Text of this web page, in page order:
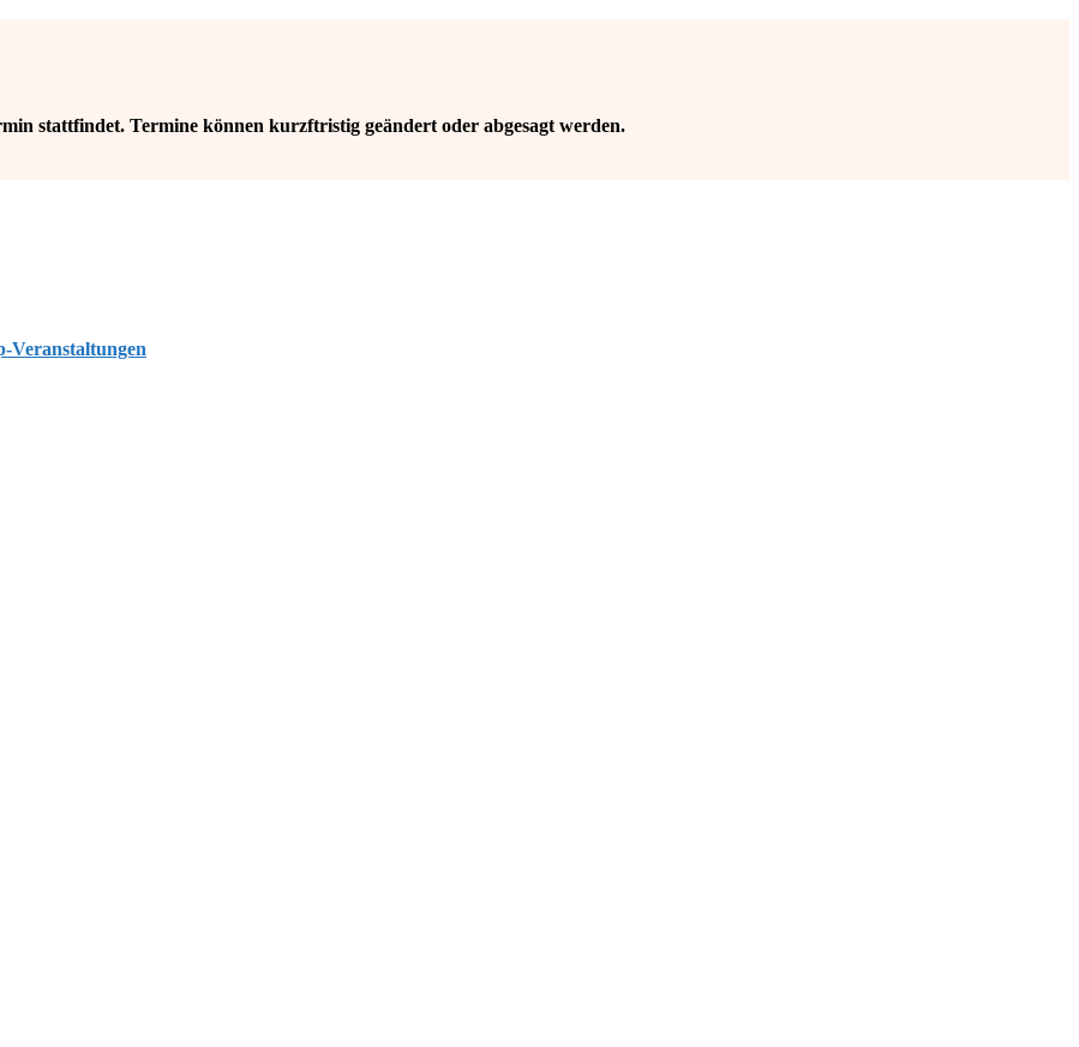
stattfindet. Termine können kurzftristig geändert oder abgesagt werden.
Veranstaltungen